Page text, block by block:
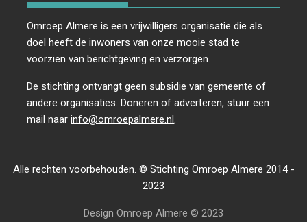
Omroep Almere is een vrijwilligers organisatie die als
doel heeft de inwoners van onze mooie stad te
voorzien van berichtgeving en verzorgen.
De stichting ontvangt geen subsidie van gemeente of
andere organisaties. Doneren of adverteren, stuur een
mail naarinfo@omroepalmere.nl.
Alle rechten voorbehouden. © Stichting Omroep Almere 2014 -
2023
Design Omroep Almere © 2023